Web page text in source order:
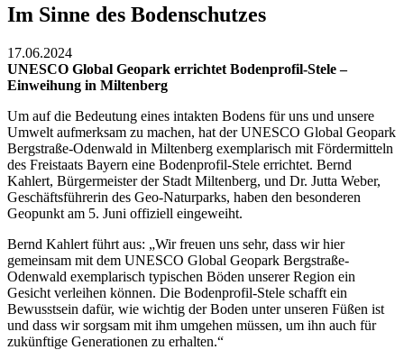
Im Sinne des Bodenschutzes
17.06.2024
UNESCO Global Geopark errichtet Bodenprofil-Stele –
Einweihung in Miltenberg
Um auf die Bedeutung eines intakten Bodens für uns und unsere
Umwelt aufmerksam zu machen, hat der UNESCO Global Geopark
Bergstraße-Odenwald in Miltenberg exemplarisch mit Fördermitteln
des Freistaats Bayern eine Bodenprofil-Stele errichtet. Bernd
Kahlert, Bürgermeister der Stadt Miltenberg, und Dr. Jutta Weber,
Geschäftsführerin des Geo-Naturparks, haben den besonderen
Geopunkt am 5. Juni offiziell eingeweiht.
Bernd Kahlert führt aus: „Wir freuen uns sehr, dass wir hier
gemeinsam mit dem UNESCO Global Geopark Bergstraße-
Odenwald exemplarisch typischen Böden unserer Region ein
Gesicht verleihen können. Die Bodenprofil-Stele schafft ein
Bewusstsein dafür, wie wichtig der Boden unter unseren Füßen ist
und dass wir sorgsam mit ihm umgehen müssen, um ihn auch für
zukünftige Generationen zu erhalten.“